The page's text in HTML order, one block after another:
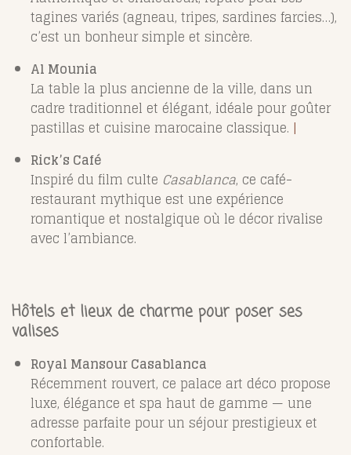
tagines variés (agneau, tripes, sardines farcies…),
c’est un bonheur simple et sincère.
Al Mounia
La table la plus ancienne de la ville, dans un
cadre traditionnel et élégant, idéale pour goûter
pastillas et cuisine marocaine classique. |
Rick’s Café
Inspiré du film culte Casablanca, ce café-
restaurant mythique est une expérience
romantique et nostalgique où le décor rivalise
avec l’ambiance.
Hôtels et lieux de charme pour poser ses
valises
Royal Mansour Casablanca
Récemment rouvert, ce palace art déco propose
luxe, élégance et spa haut de gamme — une
adresse parfaite pour un séjour prestigieux et
confortable.